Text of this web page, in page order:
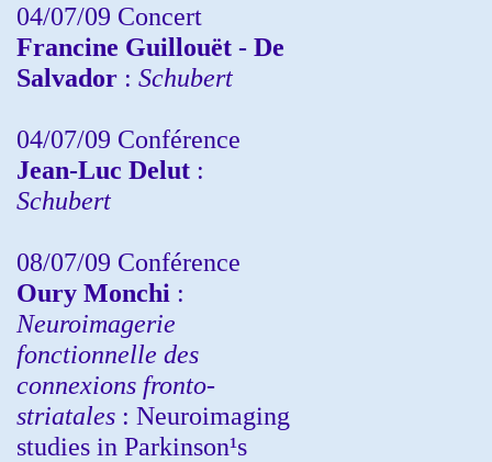
04/07/09 Concert
Francine Guillouët - De
Salvador : Schubert
04/07/09 Conférence
Jean-Luc Delut :
Schubert
08/07/09 Conférence
Oury Monchi :
Neuroimagerie
fonctionnelle des
connexions fronto-
striatales : Neuroimaging
studies in Parkinson¹s